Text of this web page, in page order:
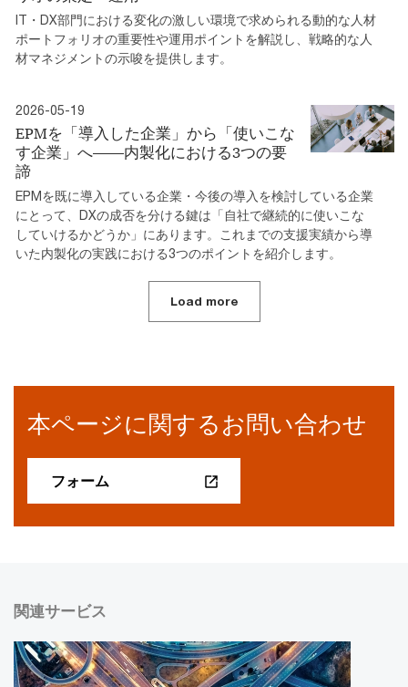
IT・DX部門における変化の激しい環境で求められる動的な人材
ポートフォリオの重要性や運用ポイントを解説し、戦略的な人
材マネジメントの示唆を提供します。
2026-05-19
EPMを「導入した企業」から「使いこな
す企業」へ――内製化における3つの要
諦
EPMを既に導入している企業・今後の導入を検討している企業
にとって、DXの成否を分ける鍵は「自社で継続的に使いこな
していけるかどうか」にあります。これまでの支援実績から導
いた内製化の実践における3つのポイントを紹介します。
Load more
本ページに関するお問い合わせ
フォーム
関連サービス